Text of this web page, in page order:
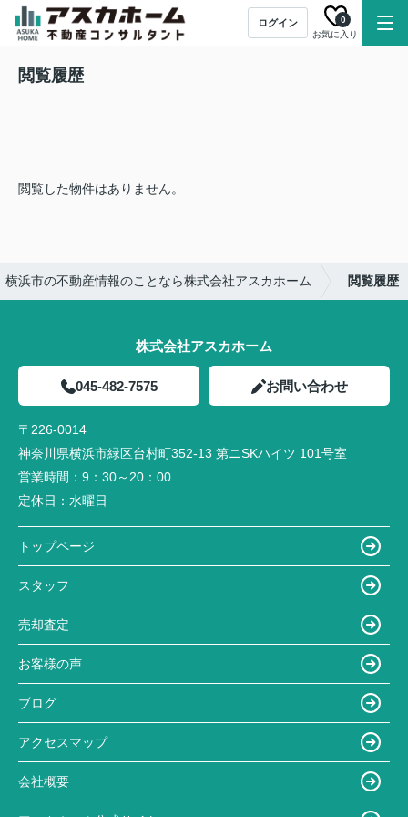
ログイン
お気に入り
0
閲覧履歴
閲覧した物件はありません。
横浜市の不動産情報のことなら株式会社アスカホーム 閲覧履歴
株式会社アスカホーム
045-482-7575 お問い合わせ
〒226-0014
神奈川県横浜市緑区台村町352-13 第ニSKハイツ 101号室
営業時間： 9：30～20：00
定休日： 水曜日
トップページ
スタッフ
売却査定
お客様の声
ブログ
アクセスマップ
会社概要